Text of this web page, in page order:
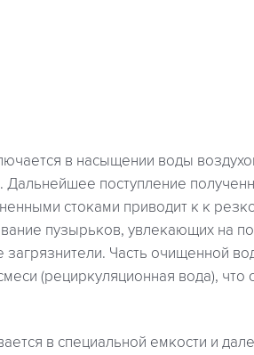
в насыщении воды
Дальнейшее поступление
стоками приводит к к
пузырьков, увлекающих на
загрязнители. Часть очищенной
(рециркуляционная вода), что
в специальной емкости и